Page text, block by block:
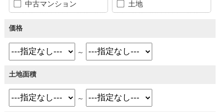
中古マンション 土地
価格
～
土地面積
～